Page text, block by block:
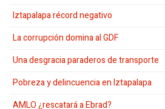
Iztapalapa récord negativo
La corrupción domina al GDF
Una desgracia paraderos de transporte
Pobreza y delincuencia en Iztapalapa
AMLO ¿rescatará a Ebrad?